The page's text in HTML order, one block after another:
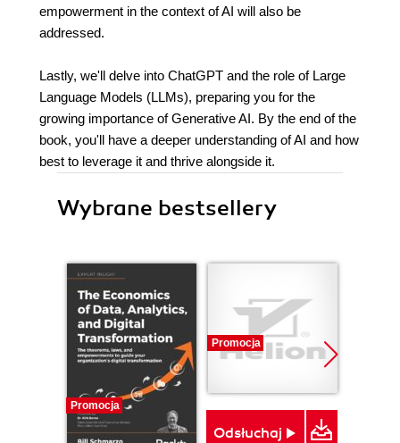
empowerment in the context of AI will also be
addressed.
Lastly, we'll delve into ChatGPT and the role of Large
Language Models (LLMs), preparing you for the
growing importance of Generative AI. By the end of the
book, you'll have a deeper understanding of AI and how
best to leverage it and thrive alongside it.
Wybrane bestsellery
Promocja
Promocja
Odsłuchaj